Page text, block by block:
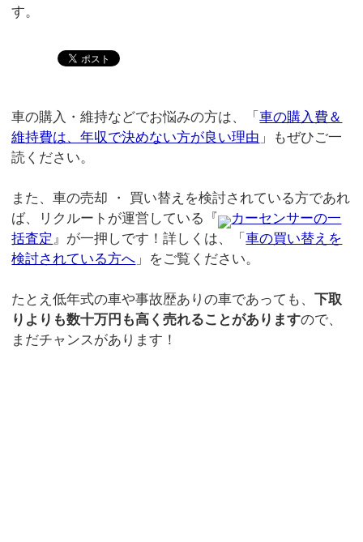
す。
車の購入・維持などでお悩みの方は、「車の購入費＆
維持費は、年収で決めない方が良い理由 」もぜひご一
読ください。
また、車の売却 ・ 買い替えを検討されている方であれ
ば、リクルートが運営している『
カーセンサーの一
括査定 』が一押しです！詳しくは、「車の買い替えを
検討されている方へ 」をご覧ください。
たとえ低年式の車や事故歴ありの車であっても、下取
りよりも数十万円も高く売れることがありますので、
まだチャンスがあります！